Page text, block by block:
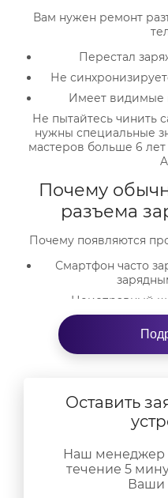
Вам нужен ремонт
Перестал
Не
Имеет видимые
Не пытайтесь чинить
нужны специальные
мастеров больше 6
Почему
разъема
Почему появляются
Смартфон часто
Неисправный
Некорректное
Самостоятельно их
справимся с
бесплатной
исправим максимум
замены разъема
детали от
Ждем
Оставить
Наш менеджер
течение 5
Ваши